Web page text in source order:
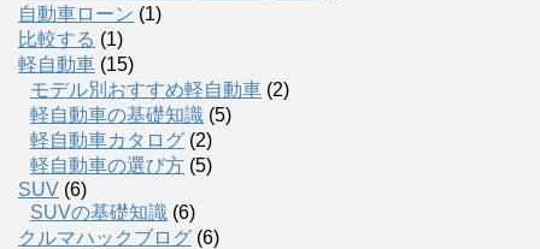
自動車ローン (1)
比較する (1)
軽自動車 (15)
モデル別おすすめ軽自動車 (2)
軽自動車の基礎知識 (5)
軽自動車カタログ (2)
軽自動車の選び方 (5)
SUV (6)
SUVの基礎知識 (6)
クルマハックブログ (6)